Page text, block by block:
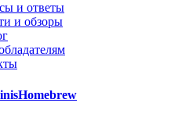
и ответы
и обзоры
Homebrew